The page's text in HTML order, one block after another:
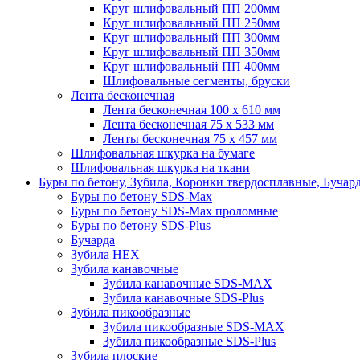
Круг шлифовальный ПП 200мм
Круг шлифовальный ПП 250мм
Круг шлифовальный ПП 300мм
Круг шлифовальный ПП 350мм
Круг шлифовальный ПП 400мм
Шлифовальные сегменты, бруски
Лента бесконечная
Лента бесконечная 100 х 610 мм
Лента бесконечная 75 х 533 мм
Ленты бесконечная 75 х 457 мм
Шлифовальная шкурка на бумаге
Шлифовальная шкурка на ткани
Буры по бетону, Зубила, Коронки твердосплавные,
Буры по бетону SDS-Max
Буры по бетону SDS-Max проломные
Буры по бетону SDS-Plus
Бучарда
Зубила HEX
Зубила канавочные
Зубила канавочные SDS-MAX
Зубила канавочные SDS-Plus
Зубила пикообразные
Зубила пикообразные SDS-MAX
Зубила пикообразные SDS-Plus
Зубила плоские